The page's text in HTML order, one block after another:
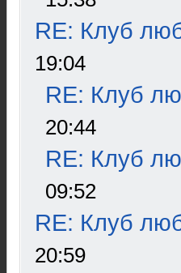
RE: Клуб
19:04
RE: Клуб
20:44
RE: Клуб
09:52
RE: Клуб
20:59